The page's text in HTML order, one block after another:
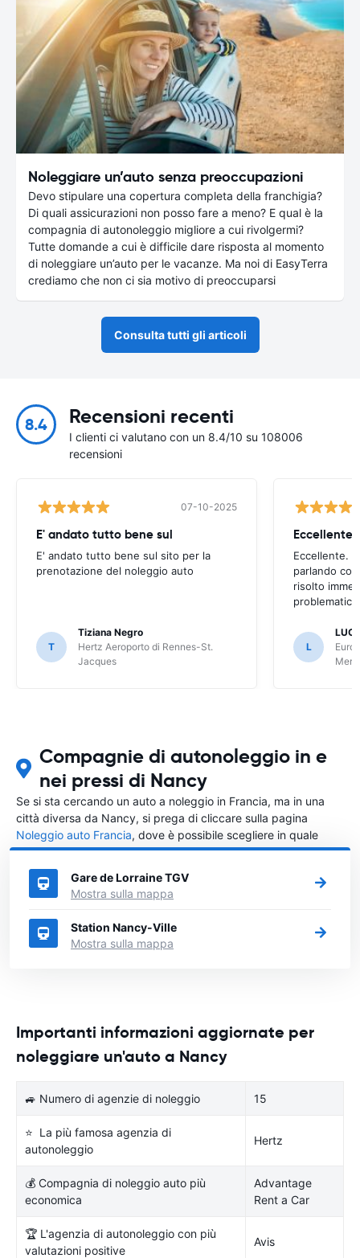
Noleggiare un’auto senza preoccupazioni
Devo stipulare una copertura completa della franchigia?
Di quali assicurazioni non posso fare a meno? E qual è la
compagnia di autonoleggio migliore a cui rivolgermi?
Tutte domande a cui è difficile dare risposta al momento
di noleggiare un’auto per le vacanze. Ma noi di EasyTerra
crediamo che non ci sia motivo di preoccuparsi
Consulta tutti gli articoli
8.4 Recensioni recenti
I clienti ci valutano con un 8.4/10 su 108006
recensioni
07-10-2025
E' andato tutto bene sul
E' andato tutto bene sul sito per la
prenotazione del noleggio auto
T
Tiziana Negro
Hertz Aeroporto di Rennes-St.
Jacques
Eccellente.
parlando
risolto
L
Compagnie di autonoleggio in e
nei pressi di Nancy
Se si sta cercando un auto a noleggio in Francia, ma in una
città diversa da Nancy, si prega di cliccare sulla pagina
Noleggio auto Francia, dove è possibile scegliere in quale
città in Francia si vuole noleggiare l'auto.
Gare de Lorraine TGV
Mostra sulla mappa
Station Nancy-Ville
Mostra sulla mappa
Importanti informazioni aggiornate per
noleggiare un'auto a Nancy
🚙 Numero di agenzie di noleggio 15
⭐ La più famosa agenzia di
autonoleggio
Hertz
💰 Compagnia di noleggio auto più
economica
Advantage
Rent a Car
🏆 L'agenzia di autonoleggio con più
valutazioni positive
Avis